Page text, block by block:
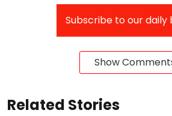
Subscribe to our daily
Show
Related Stories